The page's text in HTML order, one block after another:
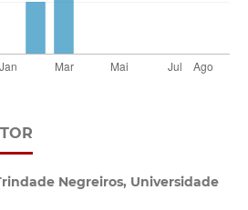
Negreiros, Universidade